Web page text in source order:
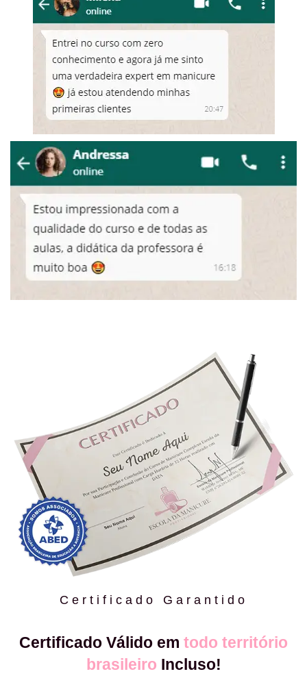
Certificado Garantido
Certificado Válido em todo território
brasileiro Incluso!